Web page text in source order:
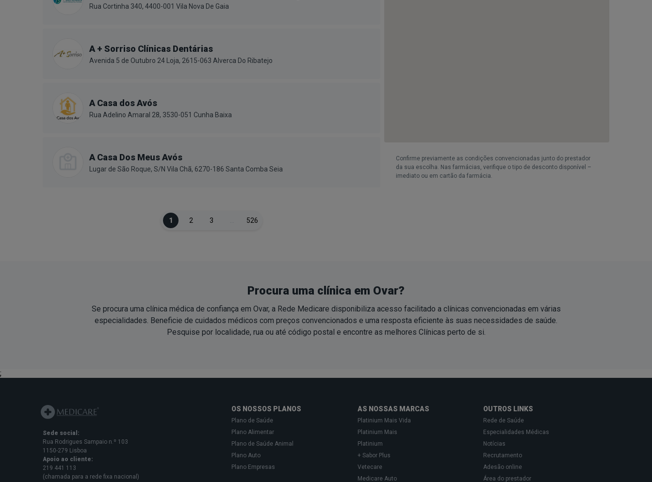
Rua Cortinha 340, 4400-001 Vila Nova De Gaia
A + Sorriso Clínicas Dentárias
Avenida 5 de Outubro 24 Loja, 2615-063 Alverca Do Ribatejo
A Casa dos Avós
Rua Adelino Amaral 28, 3530-051 Cunha Baixa
A Casa Dos Meus Avós
Lugar de São Roque, S/N Vila Chã, 6270-186 Santa Comba Seia
1 2 3 526
Confirme previamente as condições convencionadas junto do prestador
da sua escolha. Nas farmácias, verifique o tipo de desconto disponível –
imediato ou em cartão da farmácia.
Procura uma clínica em Ovar?
Se procura uma clínica médica de confiança em Ovar, a Rede Medicare disponibiliza acesso facilitado a clínicas convencionadas em várias
especialidades. Beneficie de cuidados médicos com preços convencionados e uma resposta eficiente às suas necessidades de saúde.
Pesquise por localidade, rua ou até código postal e encontre as melhores Clínicas perto de si.
;
Sede social:
Rua Rodrigues Sampaio n.º 103
1150-279 Lisboa
Apoio ao cliente:
219 441 113
(chamada para a rede fixa nacional)
OS NOSSOS PLANOS
Plano de Saúde
Plano Alimentar
Plano de Saúde Animal
Plano Auto
Plano Empresas
AS NOSSAS MARCAS
Platinium Mais Vida
Platinium Mais
Platinium
+ Sabor Plus
Vetecare
Medicare Auto
OUTROS LINKS
Rede de Saúde
Especialidades Médicas
Notícias
Recrutamento
Adesão online
Área do prestador